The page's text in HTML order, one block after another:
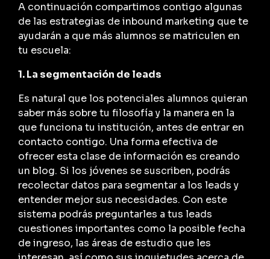
A continuación compartimos contigo algunas
de las estrategias de inbound marketing que te
ayudarán a que más alumnos se matriculen en
tu escuela:
1. La segmentación de leads
Es natural que los potenciales alumnos quieran
saber más sobre tu filosofía y la manera en la
que funciona tu institución, antes de entrar en
contacto contigo. Una forma efectiva de
ofrecer esta clase de información es creando
un blog. Si los jóvenes se suscriben, podrás
recolectar datos para segmentar a los leads y
entender mejor sus necesidades. Con este
sistema podrás preguntarles a tus leads
cuestiones importantes como la posible fecha
de ingreso, las áreas de estudio que les